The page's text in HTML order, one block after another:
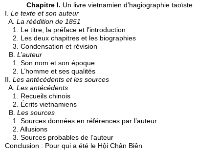
Chapitre I. Un livre vietnamien d’hagiographie taoïste
I. Le texte et son auteur
A. La réédition de 1851
1. Le titre, la préface et l’introduction
2. Les deux chapitres et les biographies
3. Condensation et révision
B. L’auteur
1. Son nom et son époque
2. L’homme et ses qualités
II. Les antécédents et les sources
A. Les antécédents
1. Recueils chinois
2. Écrits vietnamiens
B. Les sources
1. Sources données en références par l’auteur
2. Allusions
3. Sources probables de l’auteur
Conclusion : Pour qui a été le Hội Chân Biên